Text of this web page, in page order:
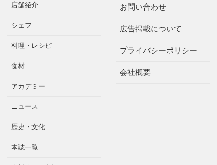
店舗紹介
シェフ
料理・レシピ
食材
アカデミー
ニュース
歴史・文化
本誌一覧
お問い合わせ
広告掲載について
プライバシーポリシー
会社概要